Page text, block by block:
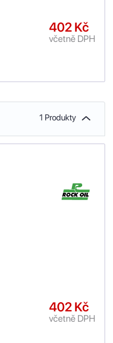
402 Kč
včetně DPH
1 Produkty
402 Kč
včetně DPH